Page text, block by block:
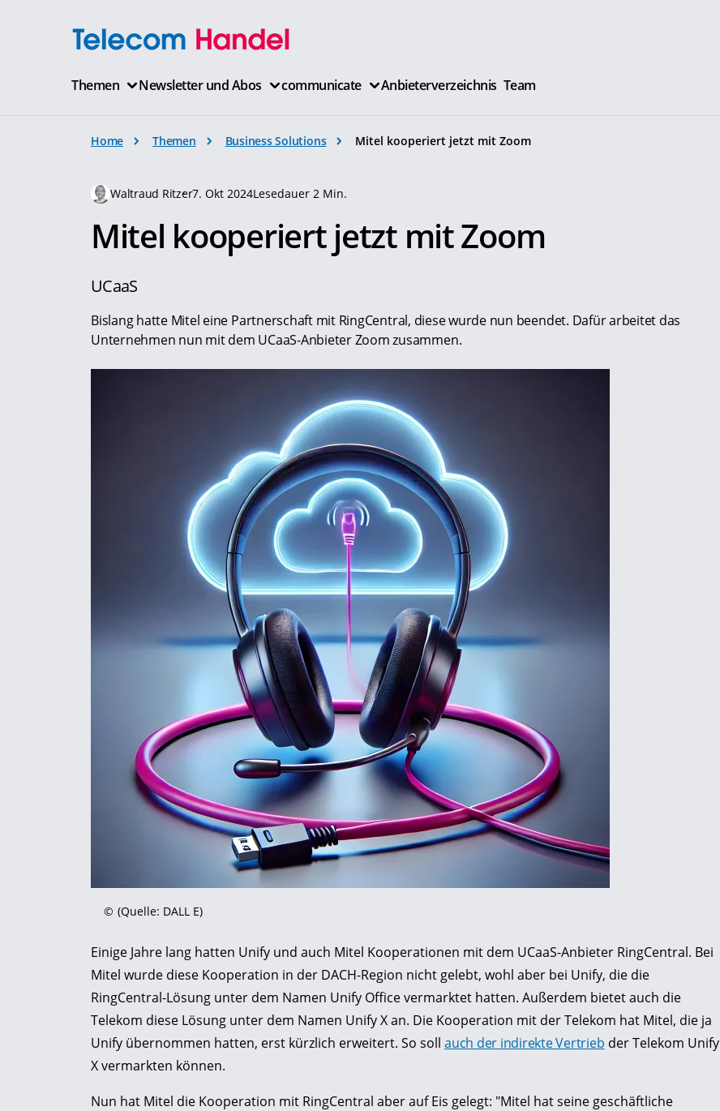
Themen Newsletter und Abos communicate Anbieterverzeichnis Team
Home Themen Business Solutions Mitel kooperiert jetzt mit Zoom
Waltraud Ritzer7. Okt 2024Lesedauer 2 Min.
Mitel kooperiert jetzt mit Zoom
UCaaS
Bislang hatte Mitel eine Partnerschaft mit RingCentral, diese wurde nun beendet. Dafür arbeitet das
Unternehmen nun mit dem UCaaS-Anbieter Zoom zusammen.
© (Quelle: DALL E)
Einige Jahre lang hatten Unify und auch Mitel Kooperationen mit dem UCaaS-Anbieter RingCentral. Bei
Mitel wurde diese Kooperation in der DACH-Region nicht gelebt, wohl aber bei Unify, die die
RingCentral-Lösung unter dem Namen Unify Office vermarktet hatten. Außerdem bietet auch die
Telekom diese Lösung unter dem Namen Unify X an. Die Kooperation mit der Telekom hat Mitel, die ja
Unify übernommen hatten, erst kürzlich erweitert. So soll auch der indirekte Vertrieb der Telekom Unify
X vermarkten können.
Nun hat Mitel die Kooperation mit RingCentral aber auf Eis gelegt: "Mitel hat seine geschäftliche